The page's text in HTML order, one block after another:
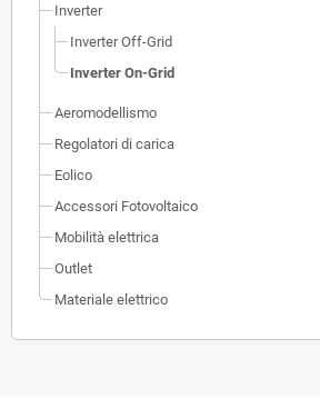
Inverter
Inverter Off-Grid
Inverter On-Grid
Aeromodellismo
Regolatori di carica
Eolico
Accessori Fotovoltaico
Mobilità elettrica
Outlet
Materiale elettrico